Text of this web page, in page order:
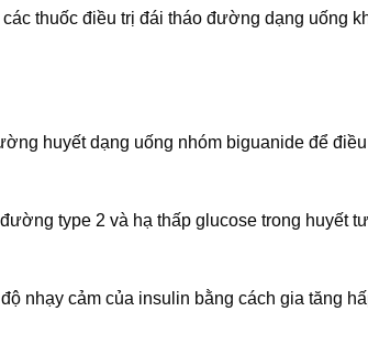
thuốc điều trị đái tháo đường dạng uống
huyết dạng uống nhóm biguanide để
type 2 và hạ thấp glucose trong huyết
nhạy cảm của insulin bằng cách gia tăng